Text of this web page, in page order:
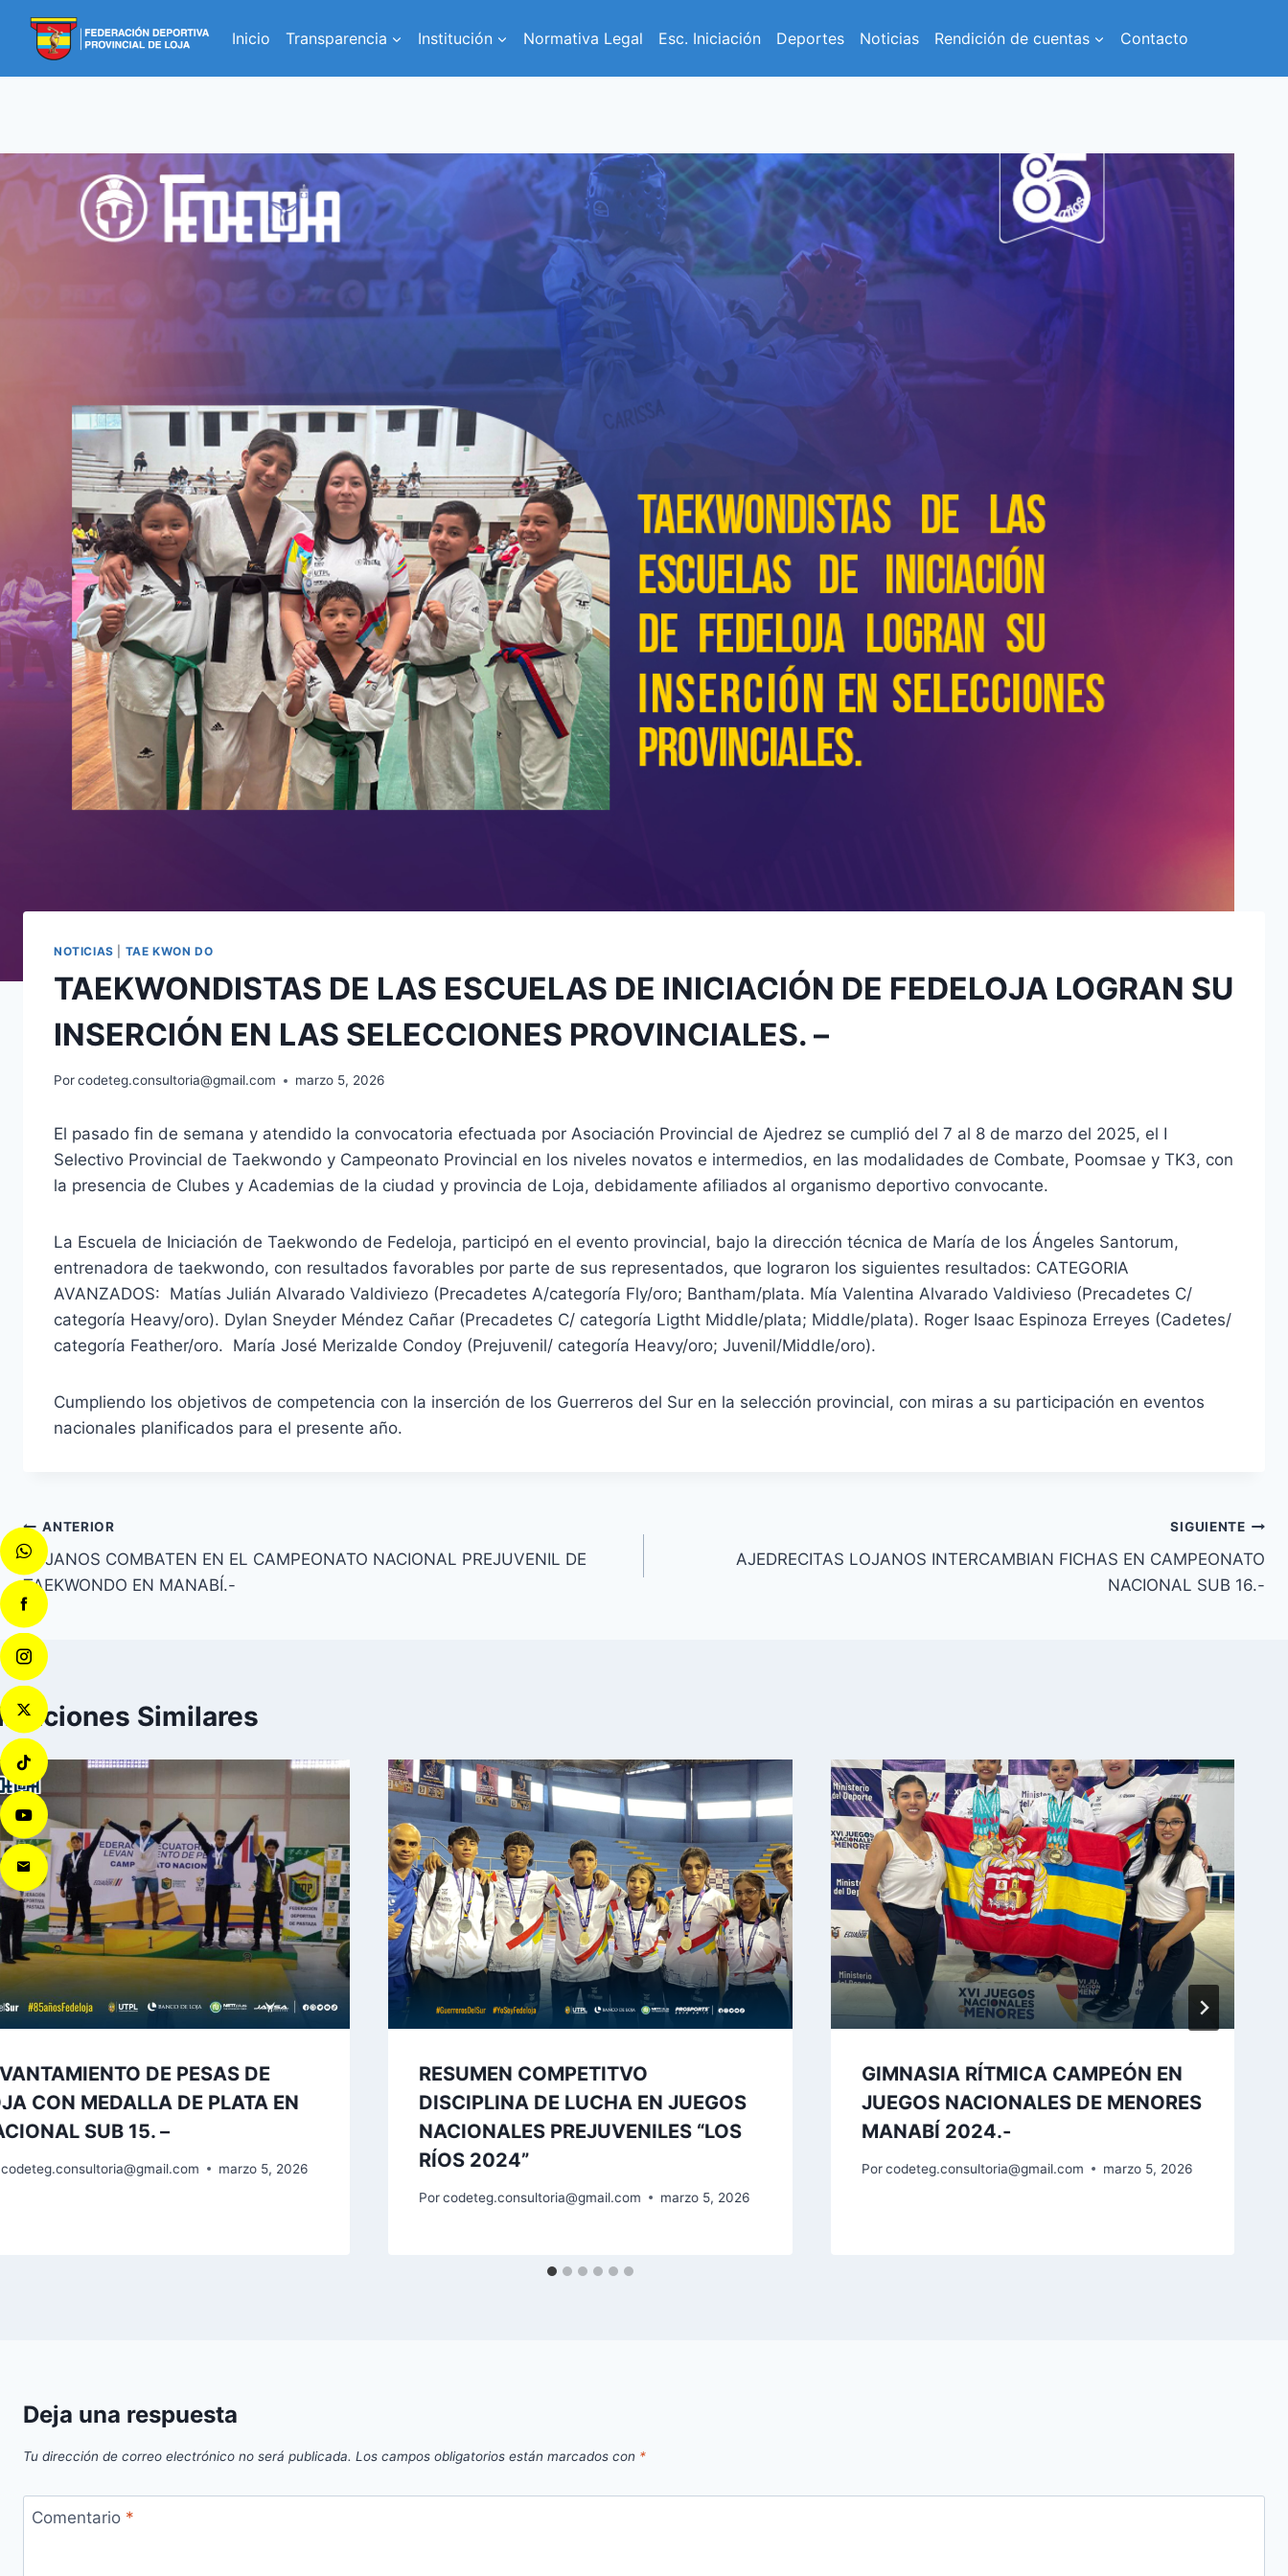
Inicio Transparencia Institución Normativa Legal Esc. Iniciación Deportes Noticias Rendición de cuentas Contacto
NOTICIAS TAE KWON DO
TAEKWONDISTAS DE LAS ESCUELAS DE INICIACIÓN DE FEDELOJA LOGRAN SU
INSERCIÓN EN LAS SELECCIONES PROVINCIALES. –
Porcodeteg.consultoria@gmail.com marzo 5, 2026
El pasado fin de semana y atendido la convocatoria efectuada por Asociación Provincial de Ajedrez se cumplió del 7 al 8 de marzo del 2025, el I
Selectivo Provincial de Taekwondo y Campeonato Provincial en los niveles novatos e intermedios, en las modalidades de Combate, Poomsae y TK3, con
la presencia de Clubes y Academias de la ciudad y provincia de Loja, debidamente afiliados al organismo deportivo convocante.
La Escuela de Iniciación de Taekwondo de Fedeloja, participó en el evento provincial, bajo la dirección técnica de María de los Ángeles Santorum,
entrenadora de taekwondo, con resultados favorables por parte de sus representados, que lograron los siguientes resultados: CATEGORIA
AVANZADOS: Matías Julián Alvarado Valdiviezo (Precadetes A/categoría Fly/oro; Bantham/plata. Mía Valentina Alvarado Valdivieso (Precadetes C/
categoría Heavy/oro). Dylan Sneyder Méndez Cañar (Precadetes C/ categoría Ligtht Middle/plata; Middle/plata). Roger Isaac Espinoza Erreyes (Cadetes/
categoría Feather/oro. María José Merizalde Condoy (Prejuvenil/ categoría Heavy/oro; Juvenil/Middle/oro).
Cumpliendo los objetivos de competencia con la inserción de los Guerreros del Sur en la selección provincial, con miras a su participación en eventos
nacionales planificados para el presente año.
ANTERIOR
LOJANOS COMBATEN EN EL CAMPEONATO NACIONAL PREJUVENIL DE
TAEKWONDO EN MANABÍ.-
SIGUIENTE
AJEDRECITAS LOJANOS INTERCAMBIAN FICHAS EN CAMPEONATO
NACIONAL SUB 16.-
Similares
DE PESAS DE
CON MEDALLA DE PLATA EN
SUB 15. –
codeteg.consultoria@gmail.com marzo 5, 2026
RESUMEN COMPETITVO
DISCIPLINA DE LUCHA EN JUEGOS
NACIONALES PREJUVENILES “LOS
RÍOS 2024”
Por codeteg.consultoria@gmail.com marzo 5, 2026
GIMNASIA RÍTMICA CAMPEÓN EN
JUEGOS NACIONALES DE MENORES
MANABÍ 2024.-
Por codeteg.consultoria@gmail.com marzo 5, 2026
Deja una respuesta
Tu dirección de correo electrónico no será publicada. Los campos obligatorios están marcados con *
Comentario *